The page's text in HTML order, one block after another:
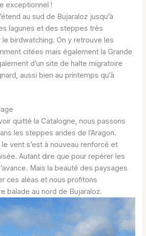
exceptionnel !
au sud de Bujaraloz jusqu’à
lagunes et des steppes très
birdwatching. On y retrouve les
citées mais également la Grande
d’un site de halte migratoire
aussi bien au printemps qu’à
quitté la Catalogne, nous passons
les steppes arides de l’Aragon.
vent s’est à nouveau renforcé et
Autant dire que pour repérer les
Mais la beauté des paysages
ces aléas et nous profitons
balade au nord de Bujaraloz.